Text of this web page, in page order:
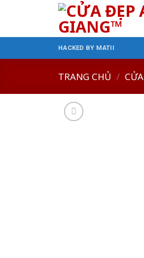
HACKED BY MATII
TRANG CHỦ /